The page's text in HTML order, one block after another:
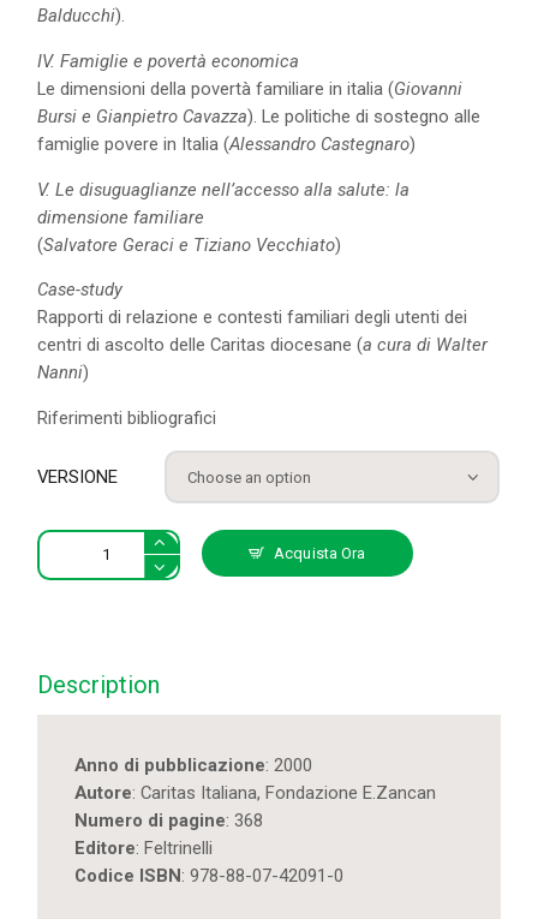
Balducchi).
IV. Famiglie e povertà economica
Le dimensioni della povertà familiare in italia (Giovanni
Bursi e Gianpietro Cavazza). Le politiche di sostegno alle
famiglie povere in Italia (Alessandro Castegnaro)
V. Le disuguaglianze nell’accesso alla salute: la
dimensione familiare
(Salvatore Geraci e Tiziano Vecchiato)
Case-study
Rapporti di relazione e contesti familiari degli utenti dei
centri di ascolto delle Caritas diocesane (a cura di Walter
Nanni)
Riferimenti bibliografici
VERSIONE
La
rete
emarginazione
contesti
familiari
quantity
Acquista Ora
Description
Anno di pubblicazione: 2000
Autore: Caritas Italiana, Fondazione E.Zancan
Numero di pagine: 368
Editore: Feltrinelli
Codice ISBN: 978-88-07-42091-0